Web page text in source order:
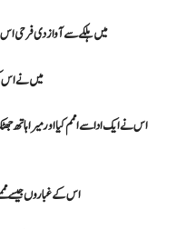
میں ہلکے سے آواز دی فرحی
میں نے اس
اس نے ایک ادا سے اممم کیا اور میرا ہاتھ
اس کے غباروں جیسے